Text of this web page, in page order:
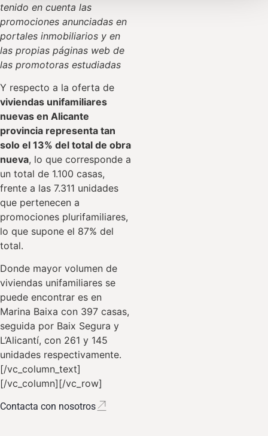
tenido en cuenta las
promociones anunciadas en
portales inmobiliarios y en
las propias páginas web de
las promotoras estudiadas
Y respecto a la oferta de
viviendas unifamiliares
nuevas en Alicante
provincia representa tan
solo el 13% del total de obra
nueva, lo que corresponde a
un total de 1.100 casas,
frente a las 7.311 unidades
que pertenecen a
promociones plurifamiliares,
lo que supone el 87% del
total.
Donde mayor volumen de
viviendas unifamiliares se
puede encontrar es en
Marina Baixa con 397 casas,
seguida por Baix Segura y
L’Alicantí, con 261 y 145
unidades respectivamente.
[/vc_column_text]
[/vc_column][/vc_row]
Contacta con nosotros